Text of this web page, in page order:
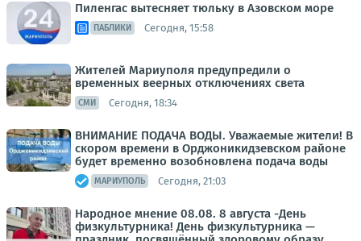
Пиленгас вытесняет тюльку в Азовском море
ПАБЛИКИ Сегодня, 15:58
Жителей Мариуполя предупредили о
временных веерных отключениях света
СМИ Сегодня, 18:34
ВНИМАНИЕ ПОДАЧА ВОДЫ. Уважаемые жители! В
скором времени в Орджоникидзевском районе
будет временно возобновлена подача воды
МАРИУПОЛЬ Сегодня, 21:03
Народное мнение 08.08. 8 августа -День
физкультурника! День физкультурника —